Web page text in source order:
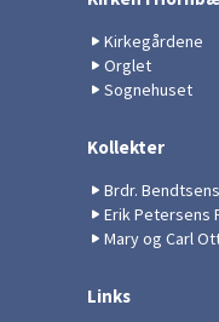
Kirkegårdene
Orglet
Sognehuset
Kollekter
Brdr.
Erik Petersens
Mary og Carl
Links